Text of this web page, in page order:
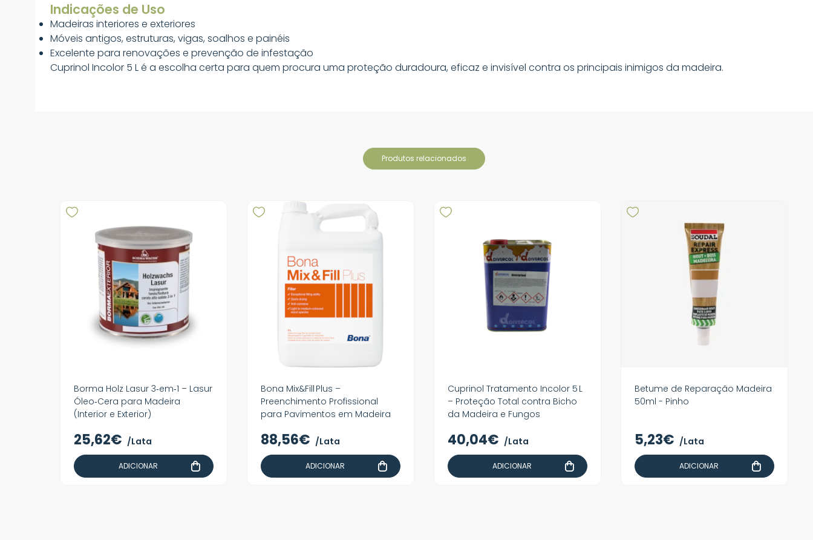
Indicações de Uso
Madeiras interiores e exteriores
Móveis antigos, estruturas, vigas, soalhos e painéis
Excelente para renovações e prevenção de infestação
Cuprinol Incolor 5 L é a escolha certa para quem procura uma proteção duradoura, eficaz e invisível contra os principais inimigos da madeira.
produtos relacionados
Borma Holz Lasur 3‑em‑1 – Lasur
Óleo‑Cera para Madeira
(Interior e Exterior)
25,62€ /Lata
ADICIONAR
Bona Mix&Fill Plus –
Preenchimento Profissional
para Pavimentos em Madeira
88,56€ /Lata
ADICIONAR
Cuprinol Tratamento Incolor 5 L
– Proteção Total contra Bicho
da Madeira e Fungos
40,04€ /Lata
ADICIONAR
Betume de Reparação Madeira
50ml - Pinho
5,23€ /Lata
ADICIONAR